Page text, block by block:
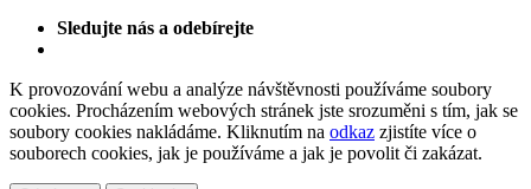
Sledujte nás a odebírejte
K provozování webu a analýze návštěvnosti používáme soubory
cookies. Procházením webových stránek jste srozuměni s tím, jak se
soubory cookies nakládáme. Kliknutím na odkaz zjistíte více o
souborech cookies, jak je používáme a jak je povolit či zakázat.